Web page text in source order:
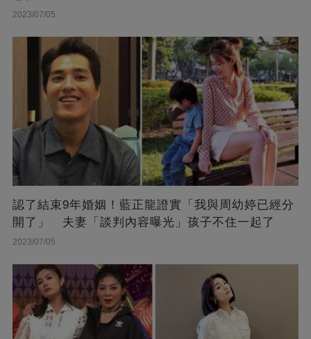
2023/07/05
認了結束9年婚姻！藍正龍證實「我與周幼婷已經分
開了」 夫妻「談判內容曝光」孩子不住一起了
2023/07/05